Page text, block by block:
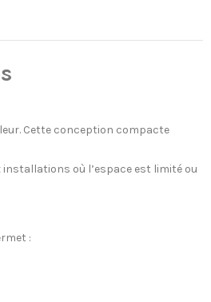
Cette conception compacte
où l’espace est limité ou
: